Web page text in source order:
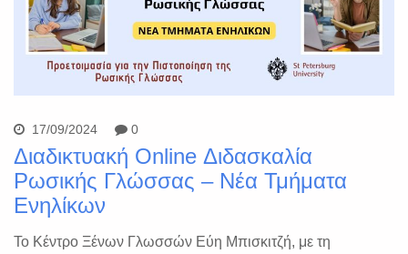
17/09/2024 0
Διαδικτυακή Online Διδασκαλία
Ρωσικής Γλώσσας – Νέα Τμήματα
Ενηλίκων
Το Κέντρο Ξένων Γλωσσών Εύη Μπισκιτζή, με τη